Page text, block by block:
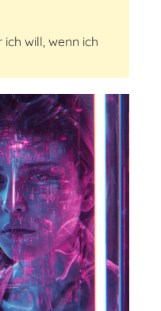
will, wenn ich